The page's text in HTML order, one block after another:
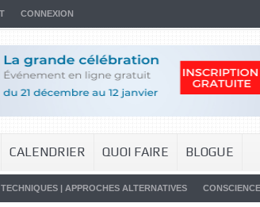
CONNEXION
CALENDRIER QUOI FAIRE BLOGUE
TECHNIQUES | APPROCHES ALTERNATIVES